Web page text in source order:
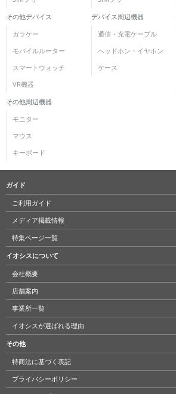
その他デバイス
ガラケー
モバイルルーター
スマートウォッチ
VR機器
デバイス周辺機器
通信・充電ケーブル
ヘッドホン・イヤホン
ケース
その他周辺機器
モニター
マウス
キーボード
ガイド
ご利用ガイド
メディア掲載情報
特集ページ一覧
イオシスについて
会社概要
店舗案内
事業所一覧
イオシスが選ばれる理由
その他
特商法に基づく表記
プライバシーポリシー